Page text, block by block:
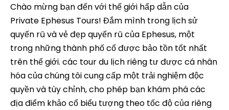
Chào mừng bạn đến với thế giới hấp dẫn của
Private Ephesus Tours! Đắm mình trong lịch sử
quyến rũ và vẻ đẹp quyến rũ của Ephesus, một
trong những thành phố cổ được bảo tồn tốt nhất
trên thế giới. các tour du lịch riêng tư được cá nhân
hóa của chúng tôi cung cấp một trải nghiệm độc
quyền và tùy chỉnh, cho phép bạn khám phá các
địa điểm khảo cổ biểu tượng theo tốc độ của riêng